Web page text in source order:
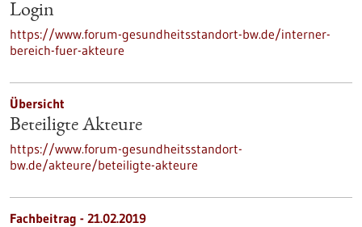
Login
https://www.forum-gesundheitsstandort-bw.de/interner-
bereich-fuer-akteure
Übersicht
Beteiligte Akteure
https://www.forum-gesundheitsstandort-
bw.de/akteure/beteiligte-akteure
Fachbeitrag - 21.02.2019